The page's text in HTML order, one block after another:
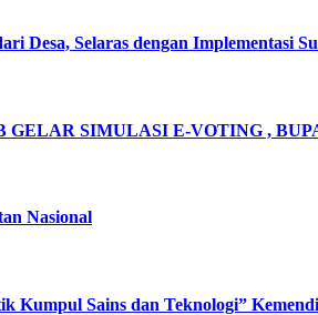
Desa, Selaras dengan Implementasi
SIMULASI E-VOTING ,
Nasional
Kumpul Sains dan Teknologi”